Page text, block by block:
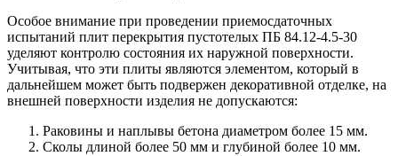
Особое внимание при проведении приемосдаточных
испытаний плит перекрытия пустотелых ПБ 84.12-4.5-30
уделяют контролю состояния их наружной поверхности.
Учитывая, что эти плиты являются элементом, который в
дальнейшем может быть подвержен декоративной отделке, на
внешней поверхности изделия не допускаются:
Раковины и наплывы бетона диаметром более 15 мм.
Сколы длиной более 50 мм и глубиной более 10 мм.